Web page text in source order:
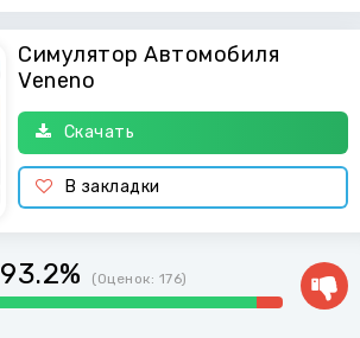
Симулятор Автомобиля
Veneno
Скачать
В закладки
93.2% (Оценок: 176)